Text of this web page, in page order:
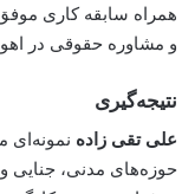
همراه سابقه کاری
و مشاوره حقوقی در
نتیجه‌گیری
علی تقی زاده نمونه‌ای
حوزه‌های مدنی، جنایی و